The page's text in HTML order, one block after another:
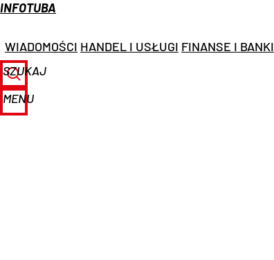
INFOTUBA
WIADOMOŚCI HANDEL I USŁUGI FINANSE I BANKI
SZUKAJ
MENU